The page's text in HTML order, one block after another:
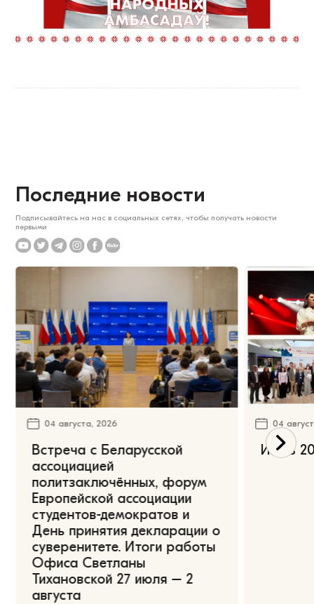
Последние новости
Подписывайтесь на нас в социальных сетях, чтобы получать новости
первыми
04 августа, 2026
Встреча с Беларусской
ассоциацией
политзаключённых, форум
Европейской ассоциации
студентов-демократов и
День принятия декларации о
суверенитете. Итоги работы
Офиса Светланы
Тихановской 27 июля – 2
августа
04
Июль